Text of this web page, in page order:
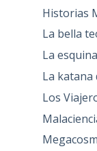
Historias
La bella
La
La katana
Los